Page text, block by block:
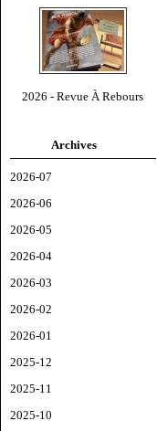
2026 - Revue À Rebours
Archives
2026-07
2026-06
2026-05
2026-04
2026-03
2026-02
2026-01
2025-12
2025-11
2025-10